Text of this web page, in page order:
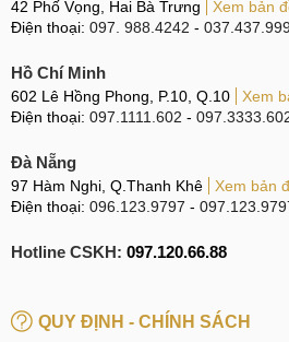
B1: Tiếp nhận
Tiếp nhận và lắng nghe các vấn
gặp phải.
B2: Báo giá
Kiểm tra tổng thể máy để xác
Cung cấp đầy đủ thông tin về
42 Phố Vọng, Hai Bà Trưng
Xem bản
Điện thoại: 097. 988.4242 -
Hồ Chí Minh
602 Lê Hồng Phong, P.10, Q.10
Xem
Điện thoại: 097.1111.602 -
Đà Nẵng
97 Hàm Nghi, Q.Thanh Khê
Xem bản
Điện thoại: 096.123.9797 -
Hotline CSKH: 097.120.66.88
QUY ĐỊNH - CHÍNH SÁCH